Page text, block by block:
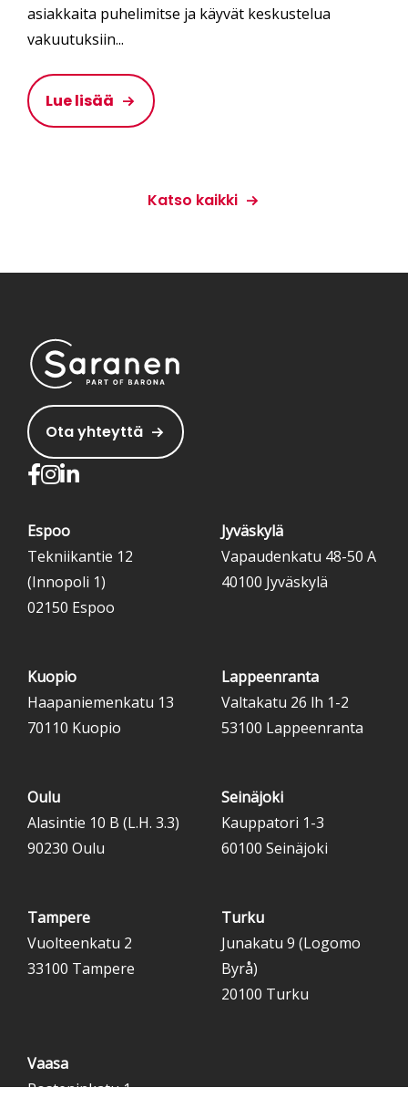
asiakkaita puhelimitse ja käyvät keskustelua
vakuutuksiin...
Lue lisää
Katso kaikki
Ota yhteyttä
Espoo
Tekniikantie 12
(Innopoli 1)
02150 Espoo
Jyväskylä
Vapaudenkatu 48-50 A
40100 Jyväskylä
Kuopio
Haapaniemenkatu 13
70110 Kuopio
Lappeenranta
Valtakatu 26 lh 1-2
53100 Lappeenranta
Oulu
Alasintie 10 B (L.H. 3.3)
90230 Oulu
Seinäjoki
Kauppatori 1-3
60100 Seinäjoki
Tampere
Vuolteenkatu 2
33100 Tampere
Turku
Junakatu 9 (Logomo
Byrå)
20100 Turku
Vaasa
Rosteninkatu 1